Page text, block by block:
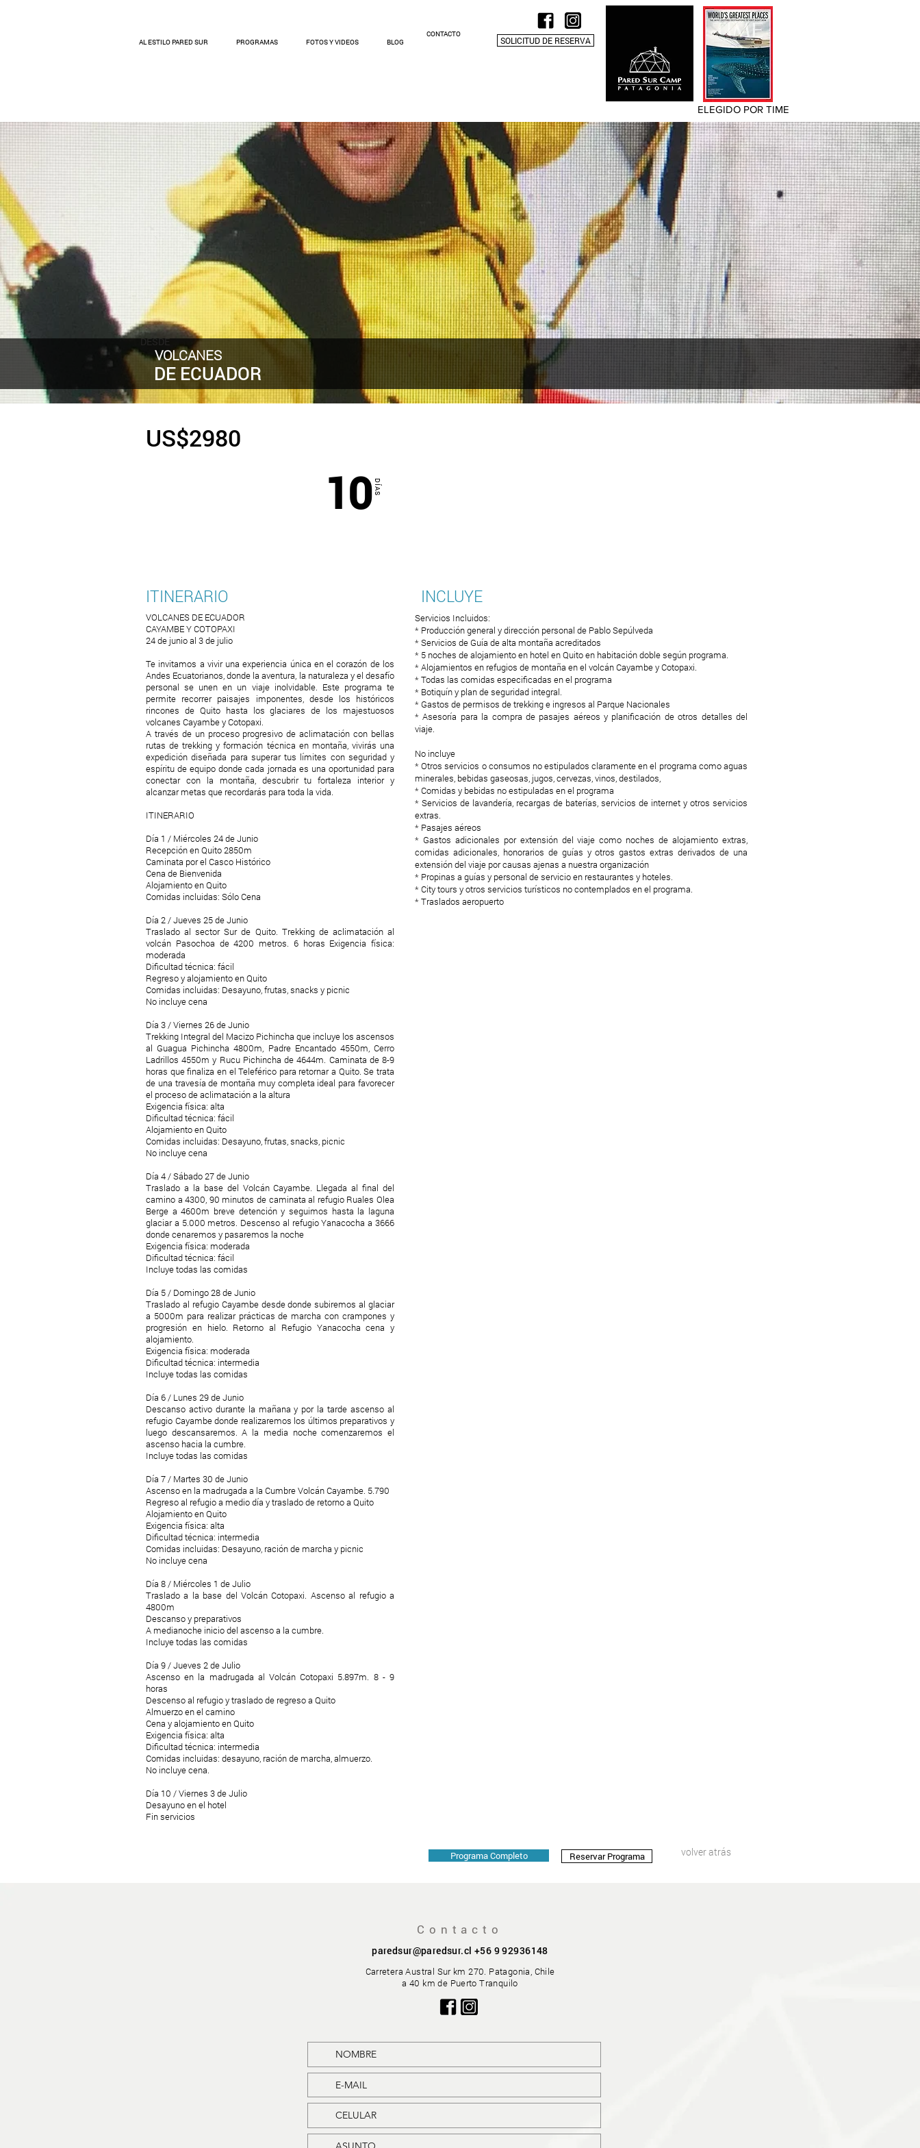
AL ESTILO PARED SUR PROGRAMAS FOTOS Y VIDEOS BLOG
CONTACTO
SOLICITUD DE RESERVA
ELEGIDO POR TIME
DESDE
VOLCANES
DE ECUADOR
DÍAS
10
US$2980
ITINERARIO
VOLCANES DE ECUADOR
CAYAMBE Y COTOPAXI
24 de junio al 3 de julio
Te invitamos a vivir una experiencia única en el corazón de los
Andes Ecuatorianos, donde la aventura, la naturaleza y el desafío
personal se unen en un viaje inolvidable. Este programa te
permite recorrer paisajes imponentes, desde los históricos
rincones de Quito hasta los glaciares de los majestuosos
volcanes Cayambe y Cotopaxi.
A través de un proceso progresivo de aclimatación con bellas
rutas de trekking y formación técnica en montaña, vivirás una
expedición diseñada para superar tus límites con seguridad y
espíritu de equipo donde cada jornada es una oportunidad para
conectar con la montaña, descubrir tu fortaleza interior y
alcanzar metas que recordarás para toda la vida.
ITINERARIO
Día 1 / Miércoles 24 de Junio
Recepción en Quito 2850m
Caminata por el Casco Histórico
Cena de Bienvenida
Alojamiento en Quito
Comidas incluidas: Sólo Cena
Día 2 / Jueves 25 de Junio
Traslado al sector Sur de Quito. Trekking de aclimatación al
volcán Pasochoa de 4200 metros. 6 horas Exigencia física:
moderada
Dificultad técnica: fácil
Regreso y alojamiento en Quito
Comidas incluidas: Desayuno, frutas, snacks y picnic
No incluye cena
Día 3 / Viernes 26 de Junio
Trekking Integral del Macizo Pichincha que incluye los ascensos
al Guagua Pichincha 4800m, Padre Encantado 4550m, Cerro
Ladrillos 4550m y Rucu Pichincha de 4644m. Caminata de 8-9
horas que finaliza en el Teleférico para retornar a Quito. Se trata
de una travesía de montaña muy completa ideal para favorecer
el proceso de aclimatación a la altura
Exigencia física: alta
Dificultad técnica: fácil
Alojamiento en Quito
Comidas incluidas: Desayuno, frutas, snacks, picnic
No incluye cena
Día 4 / Sábado 27 de Junio
Traslado a la base del Volcán Cayambe. Llegada al final del
camino a 4300, 90 minutos de caminata al refugio Ruales Olea
Berge a 4600m breve detención y seguimos hasta la laguna
glaciar a 5.000 metros. Descenso al refugio Yanacocha a 3666
donde cenaremos y pasaremos la noche
Exigencia física: moderada
Dificultad técnica: fácil
Incluye todas las comidas
Día 5 / Domingo 28 de Junio
Traslado al refugio Cayambe desde donde subiremos al glaciar
a 5000m para realizar prácticas de marcha con crampones y
progresión en hielo. Retorno al Refugio Yanacocha cena y
alojamiento.
Exigencia física: moderada
Dificultad técnica: intermedia
Incluye todas las comidas
Día 6 / Lunes 29 de Junio
Descanso activo durante la mañana y por la tarde ascenso al
refugio Cayambe donde realizaremos los últimos preparativos y
luego descansaremos. A la media noche comenzaremos el
ascenso hacia la cumbre.
Incluye todas las comidas
Día 7 / Martes 30 de Junio
Ascenso en la madrugada a la Cumbre Volcán Cayambe. 5.790
Regreso al refugio a medio día y traslado de retorno a Quito
Alojamiento en Quito
Exigencia física: alta
Dificultad técnica: intermedia
Comidas incluidas: Desayuno, ración de marcha y picnic
No incluye cena
Día 8 / Miércoles 1 de Julio
Traslado a la base del Volcán Cotopaxi. Ascenso al refugio a
4800m
Descanso y preparativos
A medianoche inicio del ascenso a la cumbre.
Incluye todas las comidas
Día 9 / Jueves 2 de Julio
Ascenso en la madrugada al Volcán Cotopaxi 5.897m. 8 - 9
horas
Descenso al refugio y traslado de regreso a Quito
Almuerzo en el camino
Cena y alojamiento en Quito
Exigencia física: alta
Dificultad técnica: intermedia
Comidas incluidas: desayuno, ración de marcha, almuerzo.
No incluye cena.
Día 10 / Viernes 3 de Julio
Desayuno en el hotel
Fin servicios
INCLUYE
Servicios Incluidos:
* Producción general y dirección personal de Pablo Sepúlveda
* Servicios de Guía de alta montaña acreditados
* 5 noches de alojamiento en hotel en Quito en habitación doble según programa.
* Alojamientos en refugios de montaña en el volcán Cayambe y Cotopaxi.
* Todas las comidas especificadas en el programa
* Botiquín y plan de seguridad integral.
* Gastos de permisos de trekking e ingresos al Parque Nacionales
* Asesoría para la compra de pasajes aéreos y planificación de otros detalles del
viaje.
No incluye
* Otros servicios o consumos no estipulados claramente en el programa como aguas
minerales, bebidas gaseosas, jugos, cervezas, vinos, destilados,
* Comidas y bebidas no estipuladas en el programa
* Servicios de lavandería, recargas de baterías, servicios de internet y otros servicios
extras.
* Pasajes aéreos
* Gastos adicionales por extensión del viaje como noches de alojamiento extras,
comidas adicionales, honorarios de guías y otros gastos extras derivados de una
extensión del viaje por causas ajenas a nuestra organización
* Propinas a guías y personal de servicio en restaurantes y hoteles.
* City tours y otros servicios turísticos no contemplados en el programa.
* Traslados aeropuerto
Programa Completo Reservar Programa volver atrás
Contacto
paredsur@paredsur.cl +56 9 92936148
Carretera Austral Sur km 270. Patagonia, Chile
a 40 km de Puerto Tranquilo